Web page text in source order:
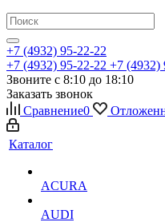
+7 (4932) 95-22-22
+7 (4932) 95-22-22 +7 (4932)
Звоните с 8:10 до 18:10
Заказать звонок
Сравнение0
Каталог
ACURA
AUDI